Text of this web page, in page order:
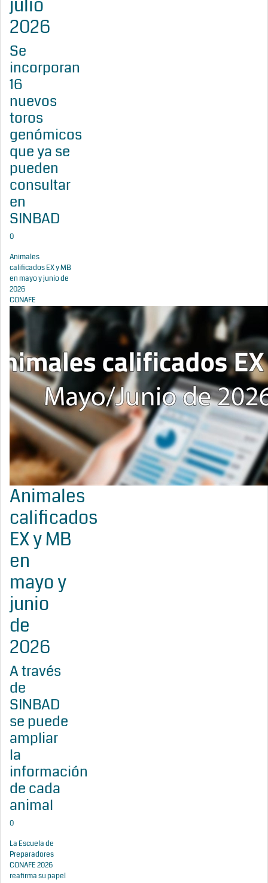
julio
2026
Se
incorporan
16
nuevos
toros
genómicos
que ya se
pueden
consultar
en
SINBAD
0
Animales
calificados EX y MB
en mayo y junio de
2026
CONAFE
Animales
calificados
EX y MB
en
mayo y
junio
de
2026
A través
de
SINBAD
se puede
ampliar
la
información
de cada
animal
0
La Escuela de
Preparadores
CONAFE 2026
reafirma su papel